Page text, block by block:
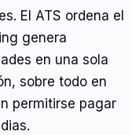
El ATS ordena el
genera
en una sola
sobre todo en
permitirse pagar